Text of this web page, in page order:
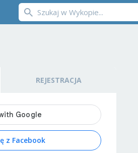
REJESTRACJA
z Facebook